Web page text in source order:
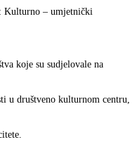
Kulturno – umjetnički
koje su sudjelovale na
u društveno kulturnom centru,